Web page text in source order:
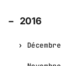
2016
Décembre